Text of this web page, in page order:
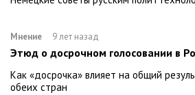
Мнение 9 лет назад
Этюд о досрочном голосовании в
Как «досрочка» влияет на общий
обеих стран